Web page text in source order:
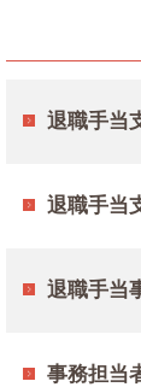
退職手当
退職手当
退職手当
事務担当